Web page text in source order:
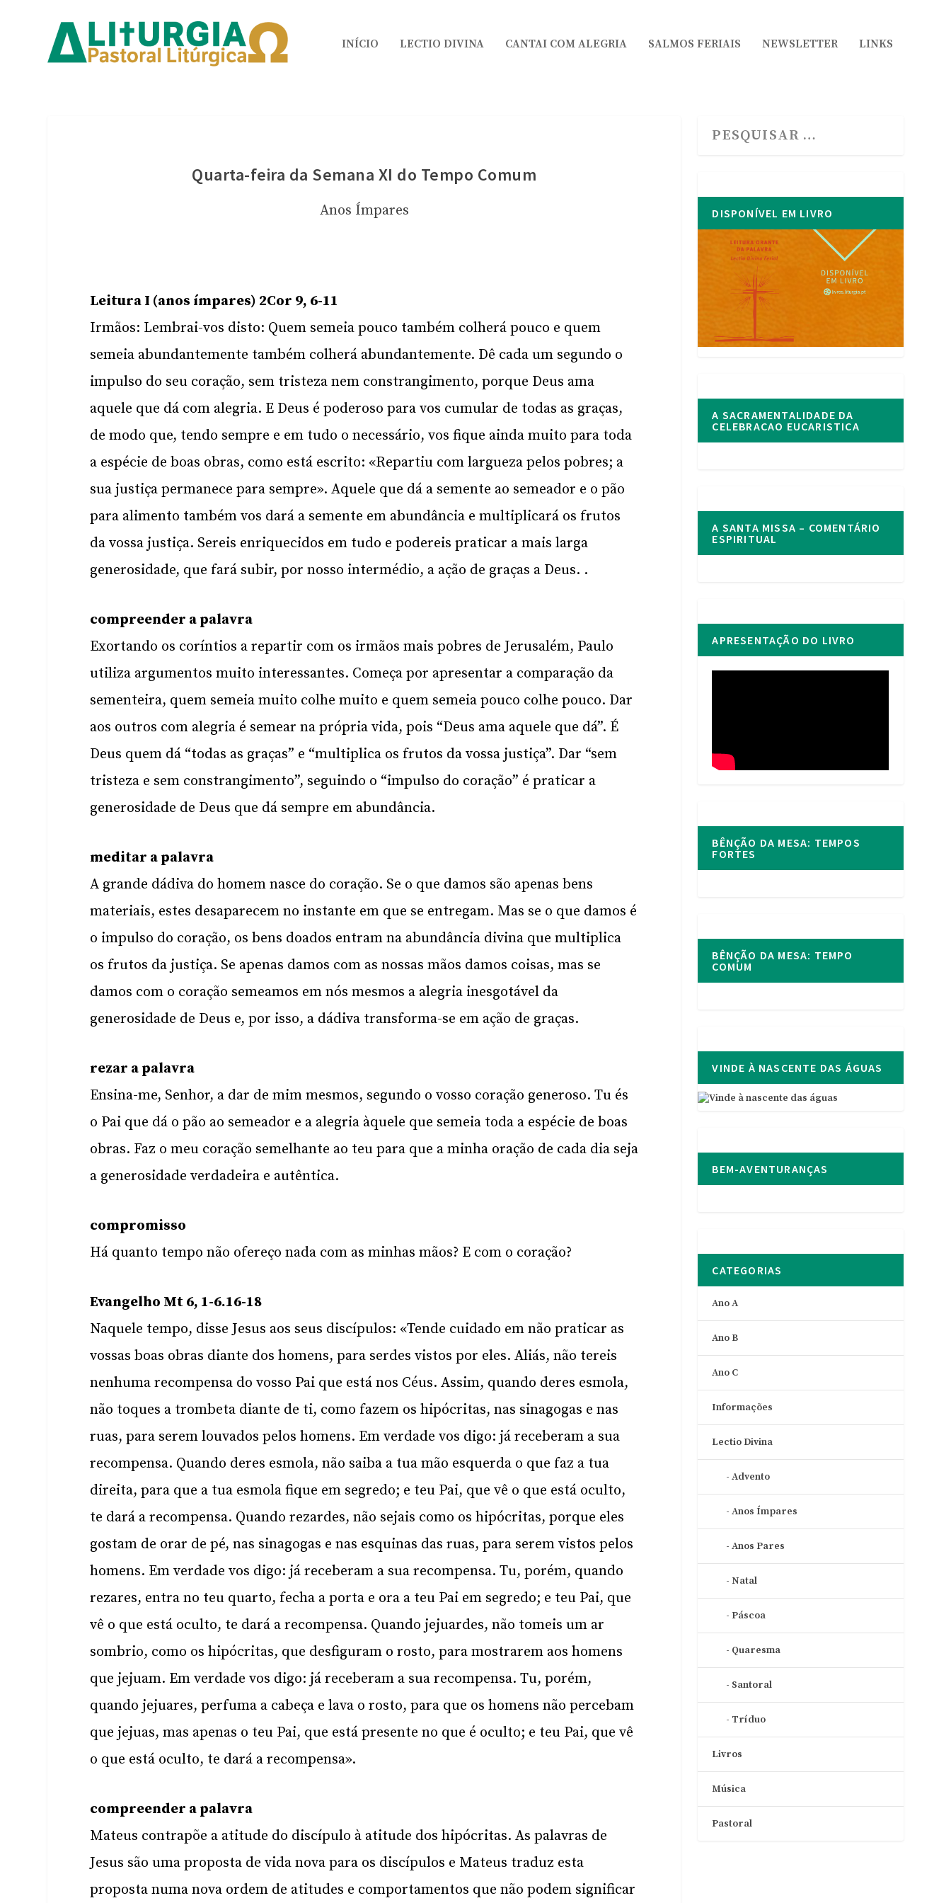
INÍCIO LECTIO DIVINA CANTAI COM ALEGRIA SALMOS FERIAIS NEWSLETTER LINKS
Quarta-feira da Semana XI do Tempo Comum
Anos Ímpares
Leitura I (anos ímpares) 2Cor 9, 6-11
Irmãos: Lembrai-vos disto: Quem semeia pouco também colherá pouco e quem
semeia abundantemente também colherá abundantemente. Dê cada um segundo o
impulso do seu coração, sem tristeza nem constrangimento, porque Deus ama
aquele que dá com alegria. E Deus é poderoso para vos cumular de todas as graças,
de modo que, tendo sempre e em tudo o necessário, vos fique ainda muito para toda
a espécie de boas obras, como está escrito: «Repartiu com largueza pelos pobres; a
sua justiça permanece para sempre». Aquele que dá a semente ao semeador e o pão
para alimento também vos dará a semente em abundância e multiplicará os frutos
da vossa justiça. Sereis enriquecidos em tudo e podereis praticar a mais larga
generosidade, que fará subir, por nosso intermédio, a ação de graças a Deus. .
compreender a palavra
Exortando os coríntios a repartir com os irmãos mais pobres de Jerusalém, Paulo
utiliza argumentos muito interessantes. Começa por apresentar a comparação da
sementeira, quem semeia muito colhe muito e quem semeia pouco colhe pouco. Dar
aos outros com alegria é semear na própria vida, pois “Deus ama aquele que dá”. É
Deus quem dá “todas as graças” e “multiplica os frutos da vossa justiça”. Dar “sem
tristeza e sem constrangimento”, seguindo o “impulso do coração” é praticar a
generosidade de Deus que dá sempre em abundância.
meditar a palavra
A grande dádiva do homem nasce do coração. Se o que damos são apenas bens
materiais, estes desaparecem no instante em que se entregam. Mas se o que damos é
o impulso do coração, os bens doados entram na abundância divina que multiplica
os frutos da justiça. Se apenas damos com as nossas mãos damos coisas, mas se
damos com o coração semeamos em nós mesmos a alegria inesgotável da
generosidade de Deus e, por isso, a dádiva transforma-se em ação de graças.
rezar a palavra
Ensina-me, Senhor, a dar de mim mesmos, segundo o vosso coração generoso. Tu és
o Pai que dá o pão ao semeador e a alegria àquele que semeia toda a espécie de boas
obras. Faz o meu coração semelhante ao teu para que a minha oração de cada dia seja
a generosidade verdadeira e autêntica.
compromisso
Há quanto tempo não ofereço nada com as minhas mãos? E com o coração?
Evangelho Mt 6, 1-6.16-18
Naquele tempo, disse Jesus aos seus discípulos: «Tende cuidado em não praticar as
vossas boas obras diante dos homens, para serdes vistos por eles. Aliás, não tereis
nenhuma recompensa do vosso Pai que está nos Céus. Assim, quando deres esmola,
não toques a trombeta diante de ti, como fazem os hipócritas, nas sinagogas e nas
ruas, para serem louvados pelos homens. Em verdade vos digo: já receberam a sua
recompensa. Quando deres esmola, não saiba a tua mão esquerda o que faz a tua
direita, para que a tua esmola fique em segredo; e teu Pai, que vê o que está oculto,
te dará a recompensa. Quando rezardes, não sejais como os hipócritas, porque eles
gostam de orar de pé, nas sinagogas e nas esquinas das ruas, para serem vistos pelos
homens. Em verdade vos digo: já receberam a sua recompensa. Tu, porém, quando
rezares, entra no teu quarto, fecha a porta e ora a teu Pai em segredo; e teu Pai, que
vê o que está oculto, te dará a recompensa. Quando jejuardes, não tomeis um ar
sombrio, como os hipócritas, que desfiguram o rosto, para mostrarem aos homens
que jejuam. Em verdade vos digo: já receberam a sua recompensa. Tu, porém,
quando jejuares, perfuma a cabeça e lava o rosto, para que os homens não percebam
que jejuas, mas apenas o teu Pai, que está presente no que é oculto; e teu Pai, que vê
o que está oculto, te dará a recompensa».
compreender a palavra
Mateus contrapõe a atitude do discípulo à atitude dos hipócritas. As palavras de
Jesus são uma proposta de vida nova para os discípulos e Mateus traduz esta
proposta numa nova ordem de atitudes e comportamentos que não podem significar
DISPONÍVEL EM LIVRO
A SACRAMENTALIDADE DA
CELEBRACAO EUCARISTICA
A SANTA MISSA – COMENTÁRIO
ESPIRITUAL
APRESENTAÇÃO DO LIVRO
BÊNÇÃO DA MESA: TEMPOS
FORTES
BÊNÇÃO DA MESA: TEMPO
COMUM
VINDE À NASCENTE DAS ÁGUAS
BEM-AVENTURANÇAS
CATEGORIAS
Ano A
Ano B
Ano C
Informações
Lectio Divina
Advento
Anos Ímpares
Anos Pares
Natal
Páscoa
Quaresma
Santoral
Tríduo
Livros
Música
Pastoral